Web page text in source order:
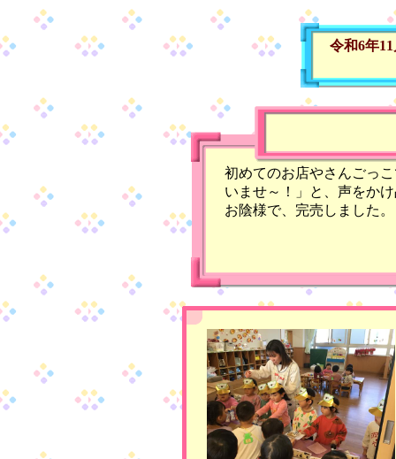
令和6年
初めてのお店やさんごっ
いませ～！」と、声をか
お陰様で、完売しました。